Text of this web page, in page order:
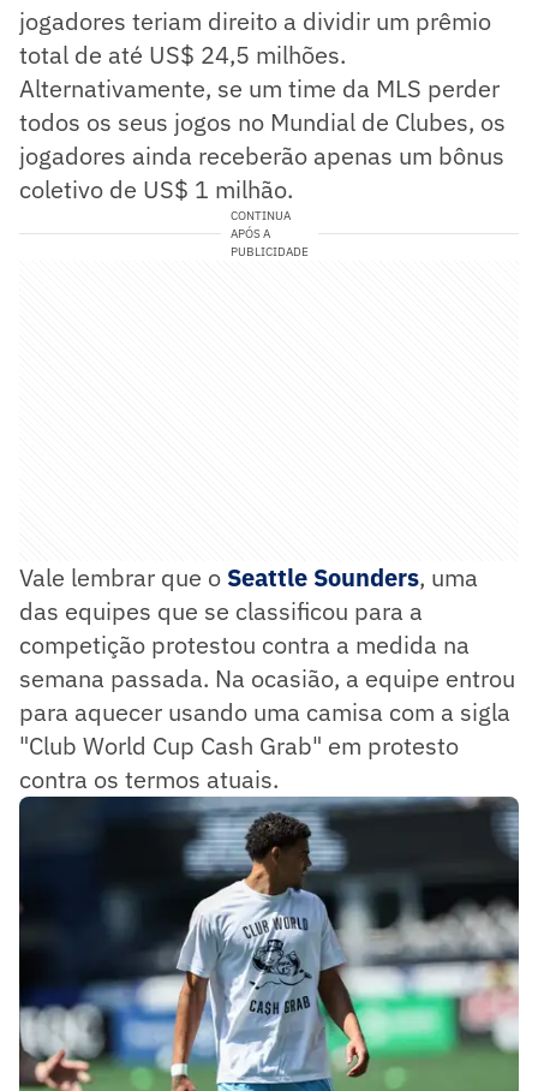
jogadores teriam direito a dividir um prêmio
total de até US$ 24,5 milhões.
Alternativamente, se um time da MLS perder
todos os seus jogos no Mundial de Clubes, os
jogadores ainda receberão apenas um bônus
coletivo de US$ 1 milhão.
CONTINUA
APÓS A
PUBLICIDADE
Vale lembrar que o Seattle Sounders, uma
das equipes que se classificou para a
competição protestou contra a medida na
semana passada. Na ocasião, a equipe entrou
para aquecer usando uma camisa com a sigla
"Club World Cup Cash Grab" em protesto
contra os termos atuais.